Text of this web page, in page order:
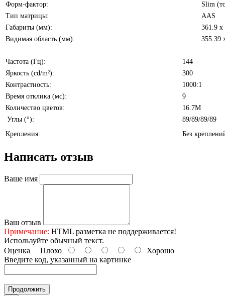
Форм-фактор:
Slim
Тип матрицы:
AAS
Габариты (мм):
361.9 x
Видимая область (мм):
355.39
Частота (Гц):
Яркость (cd/m²):
300
Контрастность:
1000:1
Время отклика (мс):
9
Количество цветов:
16.7M
Углы (°):
89/89/89/89
Крепления:
Без
Написать отзыв
Ваше имя
Ваш отзыв
Примечание: HTML разметка не поддерживается!
Используйте обычный текст.
Оценка Плохо
Хорошо
Введите код, указанный на картинке
Продолжить